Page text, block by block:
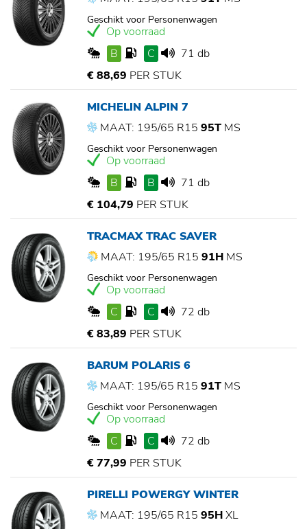
Geschikt voor Personenwagen
Op voorraad
B
C
71 db
€ 88,69 PER STUK
MICHELIN ALPIN 7
MAAT: 195/65 R15 95T MS
Geschikt voor Personenwagen
Op voorraad
B
B
71 db
€ 104,79 PER STUK
TRACMAX TRAC SAVER
MAAT: 195/65 R15 91H MS
Geschikt voor Personenwagen
Op voorraad
C
C
72 db
€ 83,89 PER STUK
BARUM POLARIS 6
MAAT: 195/65 R15 91T MS
Geschikt voor Personenwagen
Op voorraad
C
C
72 db
€ 77,99 PER STUK
PIRELLI POWERGY WINTER
MAAT: 195/65 R15 95HXL